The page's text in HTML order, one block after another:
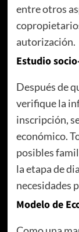
entre otros
autorización.
Estudio
Después de
verifique la
inscripción,
económico.
posibles
la etapa de
necesidades
Modelo de